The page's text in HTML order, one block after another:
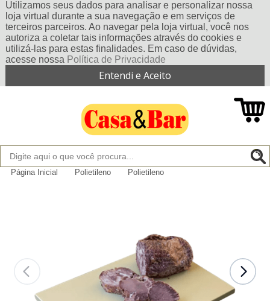
Utilizamos seus dados para analisar e personalizar nossa
loja virtual durante a sua navegação e em serviços de
terceiros parceiros. Ao navegar pela loja virtual, você nos
autoriza a coletar tais informações através do cookies e
utilizá-las para estas finalidades. Em caso de dúvidas,
acesse nossa Política de Privacidade
Entendi e Aceito
Página Inicial Polietileno Polietileno